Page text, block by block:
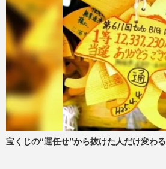
宝くじの“運任せ”から抜けた人だけ変わる